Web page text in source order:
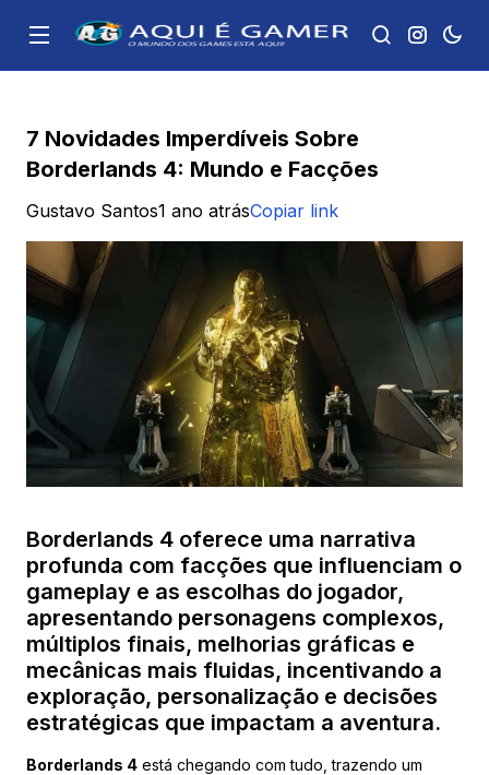
7 Novidades Imperdíveis Sobre
Borderlands 4: Mundo e Facções
Gustavo Santos1 ano atrásCopiar link
Borderlands 4 oferece uma narrativa
profunda com facções que influenciam o
gameplay e as escolhas do jogador,
apresentando personagens complexos,
múltiplos finais, melhorias gráficas e
mecânicas mais fluidas, incentivando a
exploração, personalização e decisões
estratégicas que impactam a aventura.
Borderlands 4 está chegando com tudo, trazendo um